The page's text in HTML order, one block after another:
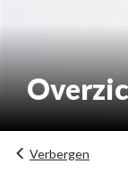
Verbergen